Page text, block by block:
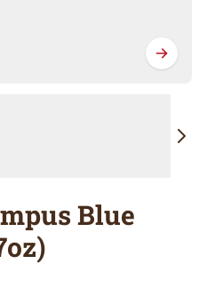
Blue